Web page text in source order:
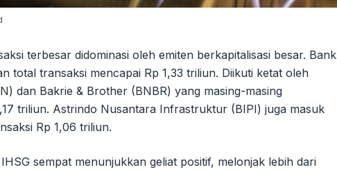
terbesar didominasi oleh emiten berkapitalisasi besar. Bank
total transaksi mencapai Rp 1,33 triliun. Diikuti ketat oleh
dan Bakrie & Brother (BNBR) yang masing-masing
triliun. Astrindo Nusantara Infrastruktur (BIPI) juga masuk
Rp 1,06 triliun.
sempat menunjukkan geliat positif, melonjak lebih dari